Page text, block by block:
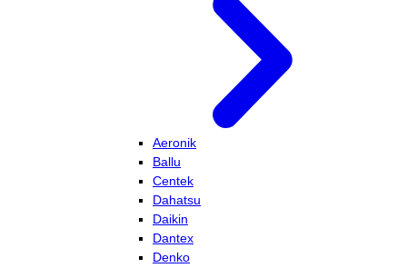
Aeronik
Ballu
Centek
Dahatsu
Daikin
Dantex
Denko